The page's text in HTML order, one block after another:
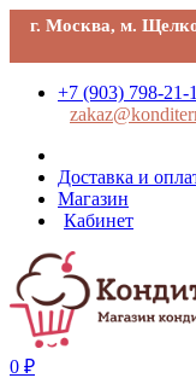
г. Москва, м.
+7 (903) 798-21-
Доставка и
Магазин
Кабинет
0 ₽